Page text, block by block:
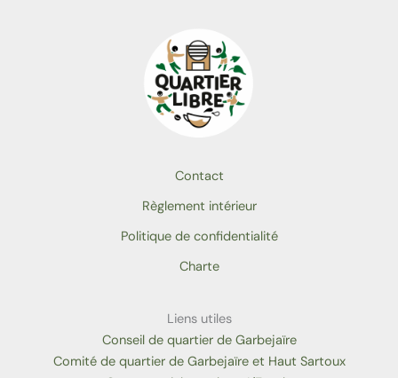
Contact
Règlement intérieur
Politique de confidentialité
Charte
Liens utiles
Conseil de quartier de Garbejaïre
Comité de quartier de Garbejaïre et Haut Sartoux